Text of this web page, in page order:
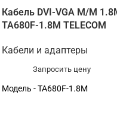
Кабель DVI-VGA M/M
TA680F-1.8M TELECOM
Кабели и адаптеры
Запросить цену
Модель - TA680F-1.8M